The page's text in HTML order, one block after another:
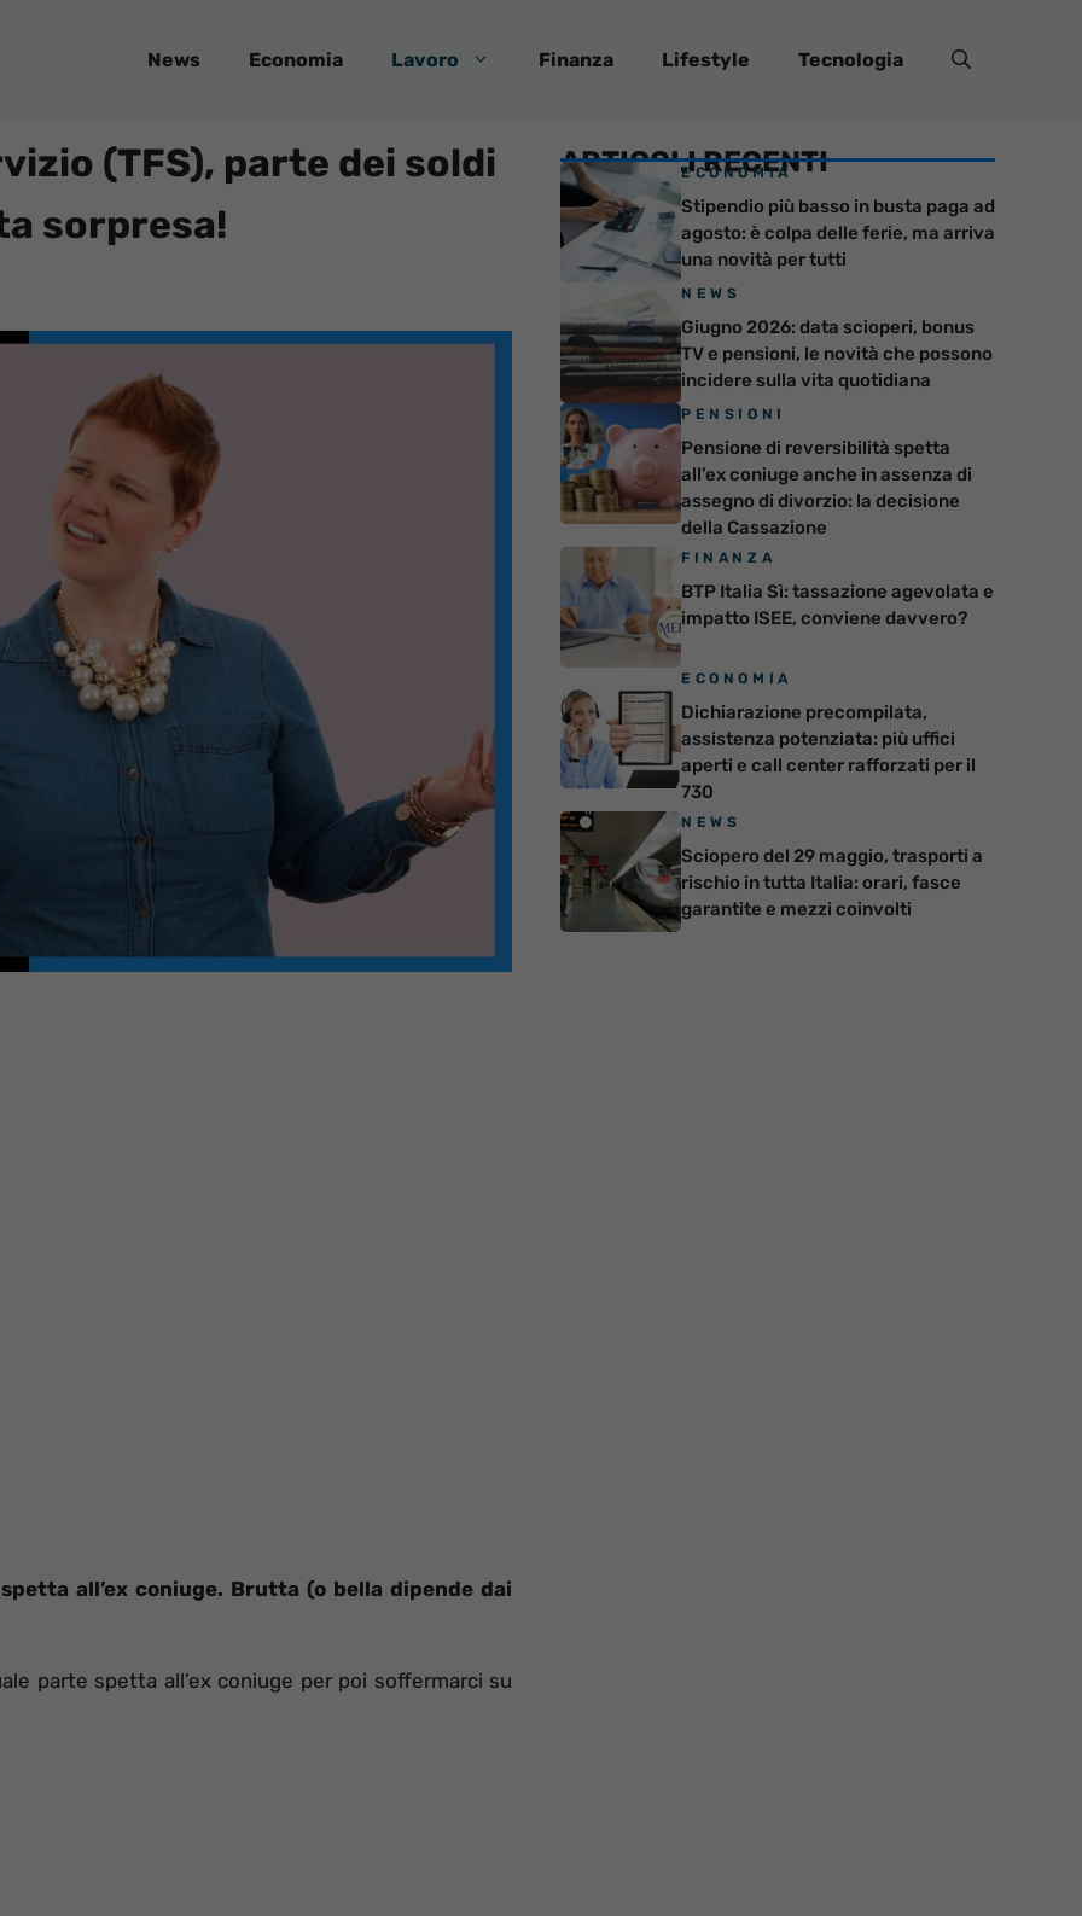
News Economia Lavoro Finanza Lifestyle Tecnologia
(TFS), parte dei soldi
sorpresa!
all’ex coniuge. Brutta (o bella dipende dai
parte spetta all’ex coniuge per poi soffermarci su
ARTICOLI RECENTI
ECONOMIA
Stipendio più basso in busta paga ad
agosto: è colpa delle ferie, ma arriva
una novità per tutti
NEWS
Giugno 2026: data scioperi, bonus
TV e pensioni, le novità che possono
incidere sulla vita quotidiana
PENSIONI
Pensione di reversibilità spetta
all’ex coniuge anche in assenza di
assegno di divorzio: la decisione
della Cassazione
FINANZA
BTP Italia Sì: tassazione agevolata e
impatto ISEE, conviene davvero?
ECONOMIA
Dichiarazione precompilata,
assistenza potenziata: più uffici
aperti e call center rafforzati per il
730
NEWS
Sciopero del 29 maggio, trasporti a
rischio in tutta Italia: orari, fasce
garantite e mezzi coinvolti